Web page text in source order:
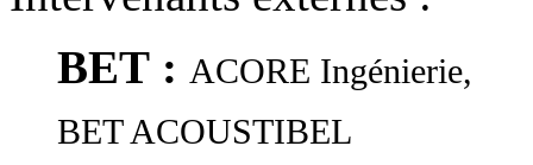
BET : ACORE Ingénierie,
BET ACOUSTIBEL